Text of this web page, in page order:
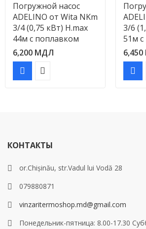
Погружной насос
ADELINO от Wita NKm
3/4 (0,75 кВт) H.max
44м с поплавком
6,200 МДЛ
3/6
51м
6,450
КОНТАКТЫ
or.Chișinău, str.Vadul lui Vodă 28
079880871
vinzaritermoshop.md@gmail.com
Понедельник-пятница: 8.00-17.30